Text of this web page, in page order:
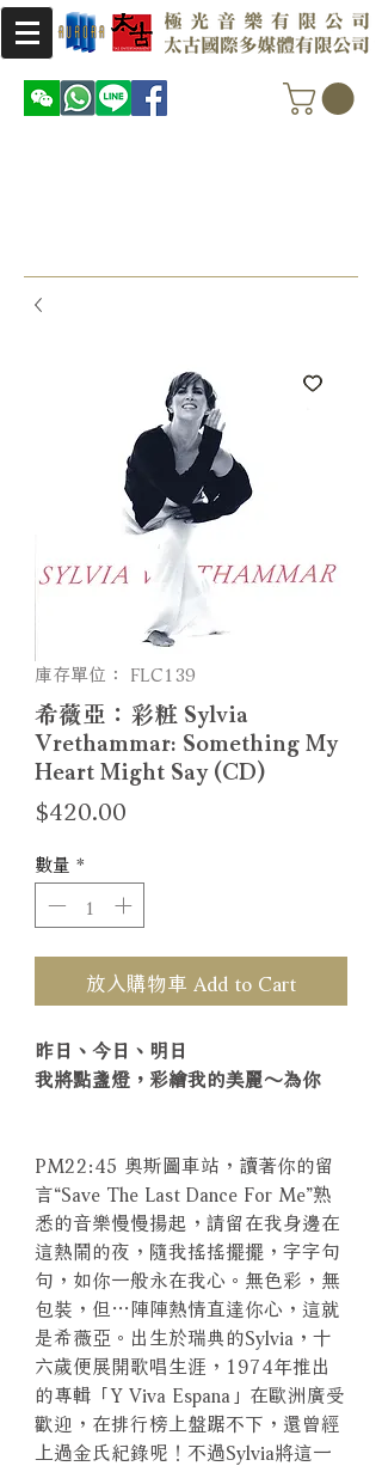
庫存單位： FLC139
希薇亞：彩粧 Sylvia
Vrethammar: Something My
Heart Might Say (CD)
$420.00
數量 *
放入購物車 Add to Cart
昨日、今日、明日
我將點盞燈，彩繪我的美麗～為你
PM22:45 奧斯圖車站，讀著你的留
言“Save The Last Dance For Me”熟
悉的音樂慢慢揚起，請留在我身邊在
這熱鬧的夜，隨我搖搖擺擺，字字句
句，如你一般永在我心。無色彩，無
包裝，但…陣陣熱情直達你心，這就
是希薇亞。出生於瑞典的Sylvia，十
六歲便展開歌唱生涯，1974年推出
的專輯「Y Viva Espana」在歐洲廣受
歡迎，在排行榜上盤踞不下，還曾經
上過金氏紀錄呢！不過Sylvia將這一